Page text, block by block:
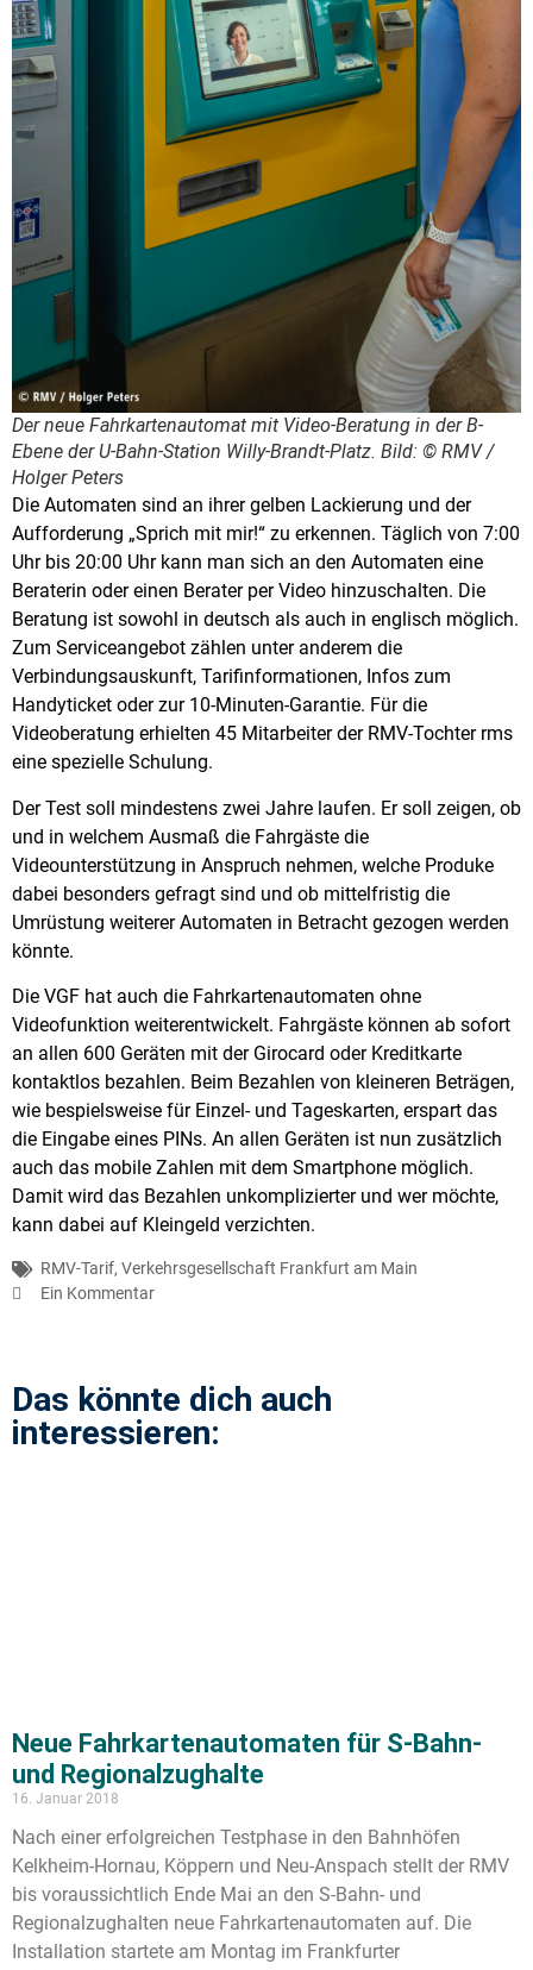
Der neue Fahrkartenautomat mit Video-Beratung in der B-
Ebene der U-Bahn-Station Willy-Brandt-Platz. Bild: © RMV /
Holger Peters
Die Automaten sind an ihrer gelben Lackierung und der
Aufforderung „Sprich mit mir!“ zu erkennen. Täglich von 7:00
Uhr bis 20:00 Uhr kann man sich an den Automaten eine
Beraterin oder einen Berater per Video hinzuschalten. Die
Beratung ist sowohl in deutsch als auch in englisch möglich.
Zum Serviceangebot zählen unter anderem die
Verbindungsauskunft, Tarifinformationen, Infos zum
Handyticket oder zur 10-Minuten-Garantie. Für die
Videoberatung erhielten 45 Mitarbeiter der RMV-Tochter rms
eine spezielle Schulung.
Der Test soll mindestens zwei Jahre laufen. Er soll zeigen, ob
und in welchem Ausmaß die Fahrgäste die
Videounterstützung in Anspruch nehmen, welche Produke
dabei besonders gefragt sind und ob mittelfristig die
Umrüstung weiterer Automaten in Betracht gezogen werden
könnte.
Die VGF hat auch die Fahrkartenautomaten ohne
Videofunktion weiterentwickelt. Fahrgäste können ab sofort
an allen 600 Geräten mit der Girocard oder Kreditkarte
kontaktlos bezahlen. Beim Bezahlen von kleineren Beträgen,
wie bespielsweise für Einzel- und Tageskarten, erspart das
die Eingabe eines PINs. An allen Geräten ist nun zusätzlich
auch das mobile Zahlen mit dem Smartphone möglich.
Damit wird das Bezahlen unkomplizierter und wer möchte,
kann dabei auf Kleingeld verzichten.
RMV-Tarif, Verkehrsgesellschaft Frankfurt am Main
Ein Kommentar
Das könnte dich auch
interessieren:
Neue Fahrkartenautomaten für S-Bahn-
und Regionalzughalte
16. Januar 2018
Nach einer erfolgreichen Testphase in den Bahnhöfen
Kelkheim-Hornau, Köppern und Neu-Anspach stellt der RMV
bis voraussichtlich Ende Mai an den S-Bahn- und
Regionalzughalten neue Fahrkartenautomaten auf. Die
Installation startete am Montag im Frankfurter